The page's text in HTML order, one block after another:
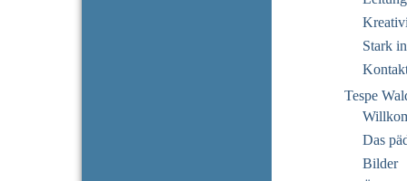
Stark
Tespe
Das
Bilder